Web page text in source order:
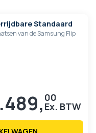
Standaard
van de Samsung Flip
00